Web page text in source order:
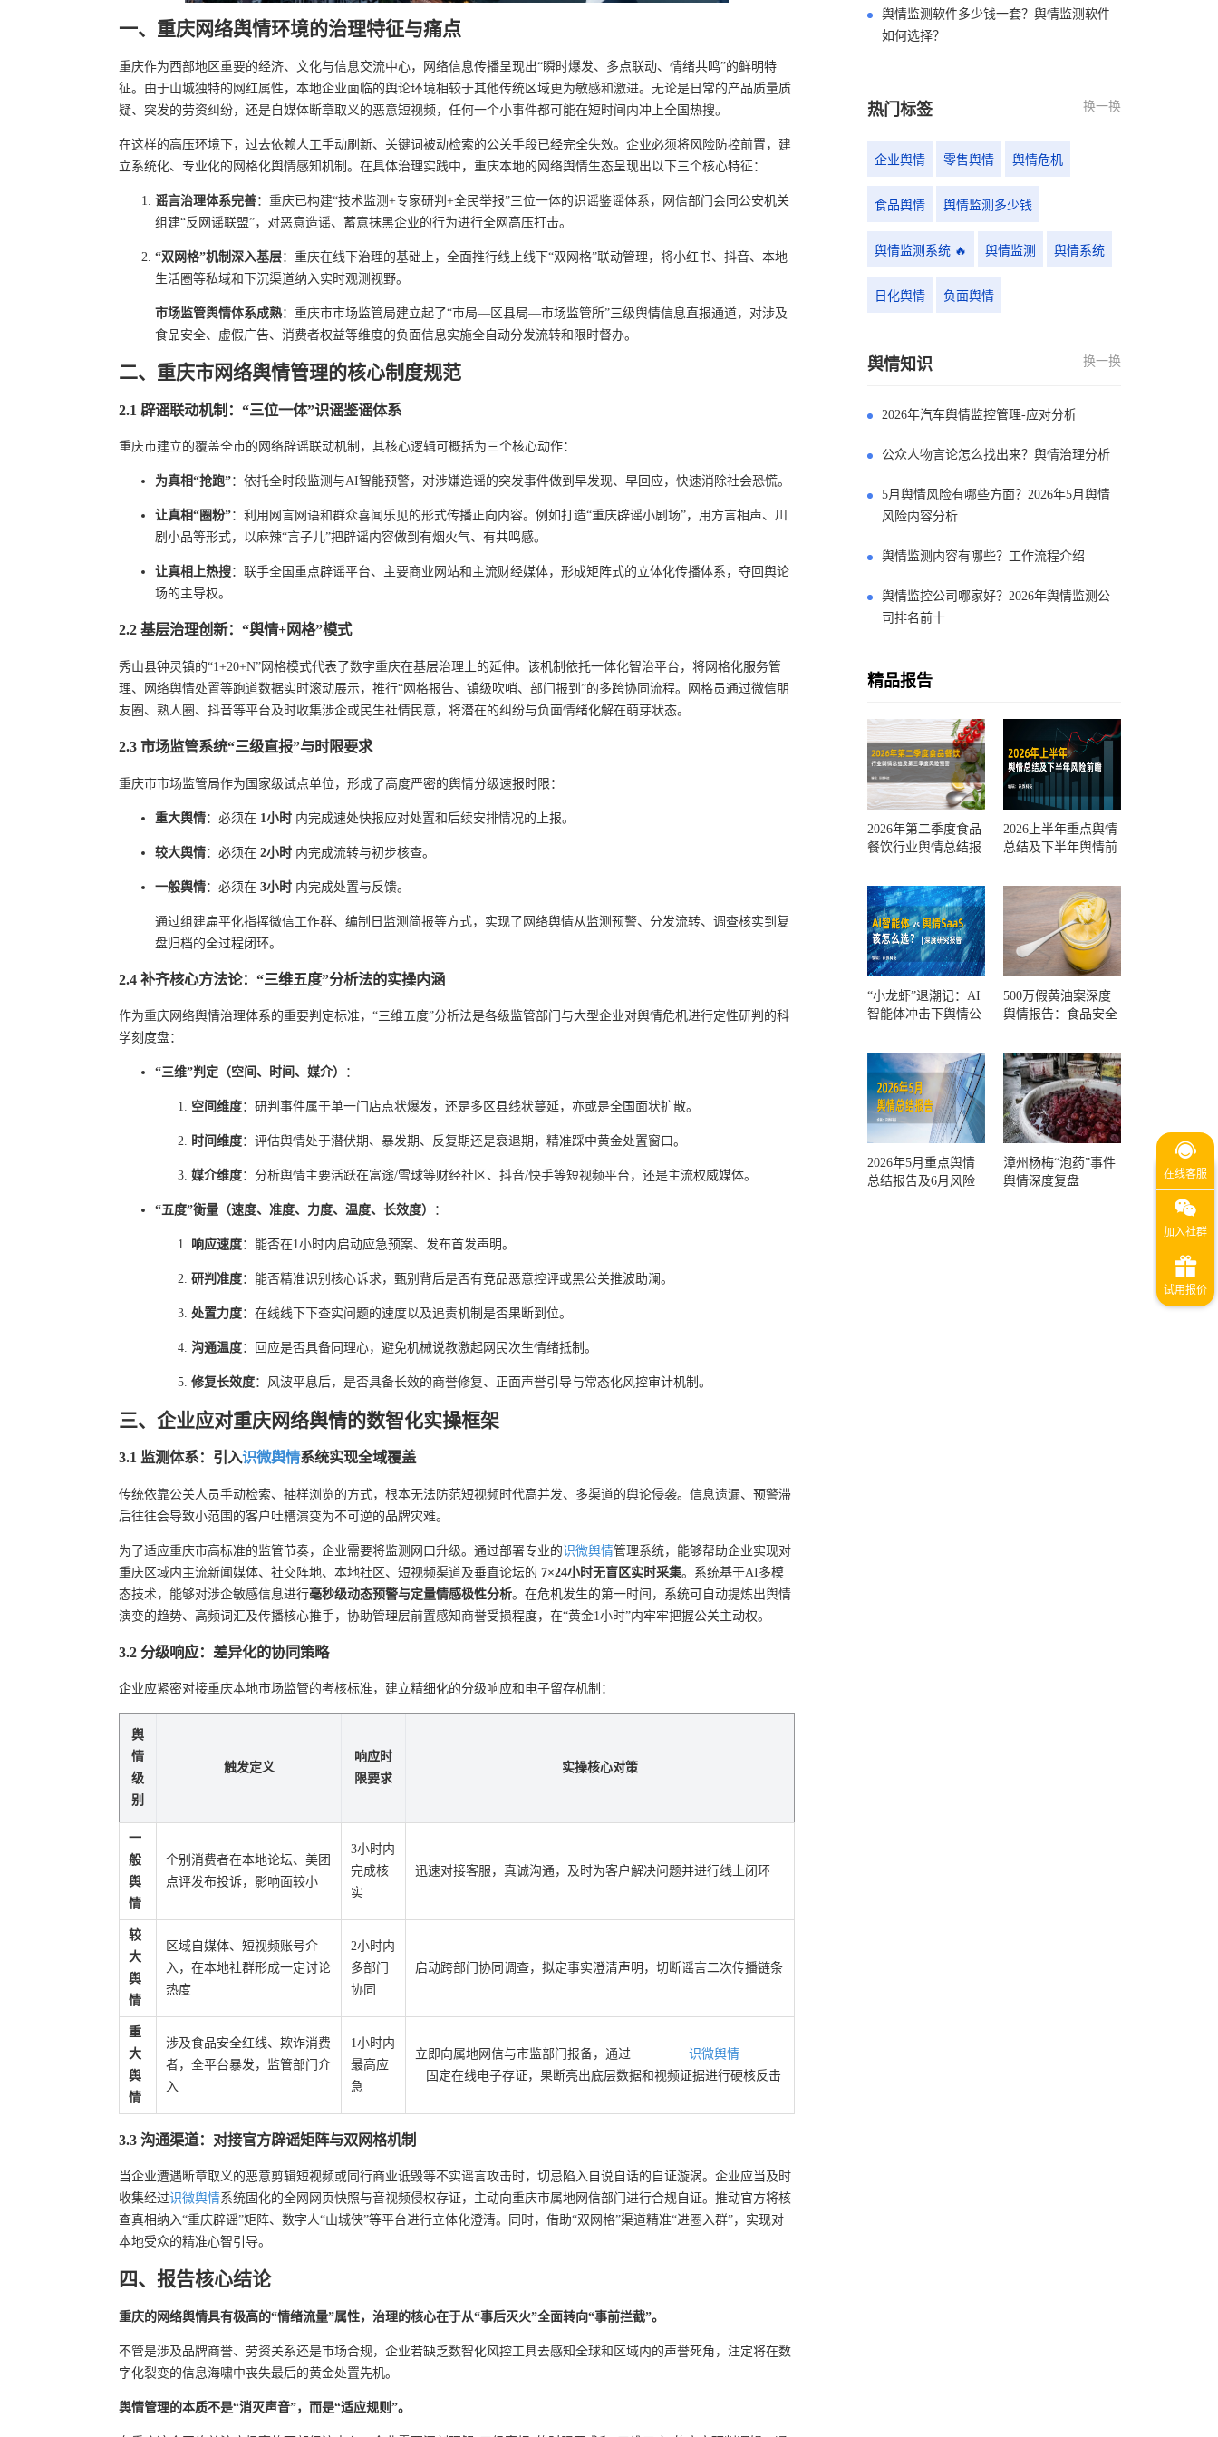
一、重庆网络舆情环境的治理特征与痛点
重庆作为西部地区重要的经济、文化与信息交流中心，网络信息传播呈现出“瞬时爆发、多点联动、情绪共鸣”的鲜明特
征。由于山城独特的网红属性，本地企业面临的舆论环境相较于其他传统区域更为敏感和激进。无论是日常的产品质量质
疑、突发的劳资纠纷，还是自媒体断章取义的恶意短视频，任何一个小事件都可能在短时间内冲上全国热搜。
在这样的高压环境下，过去依赖人工手动刷新、关键词被动检索的公关手段已经完全失效。企业必须将风险防控前置，建
立系统化、专业化的网格化舆情感知机制。在具体治理实践中，重庆本地的网络舆情生态呈现出以下三个核心特征：
谣言治理体系完善：重庆已构建“技术监测+专家研判+全民举报”三位一体的识谣鉴谣体系，网信部门会同公安机关
组建“反网谣联盟”，对恶意造谣、蓄意抹黑企业的行为进行全网高压打击。
“双网格”机制深入基层：重庆在线下治理的基础上，全面推行线上线下“双网格”联动管理，将小红书、抖音、本地
生活圈等私域和下沉渠道纳入实时观测视野。
市场监管舆情体系成熟：重庆市市场监管局建立起了“市局—区县局—市场监管所”三级舆情信息直报通道，对涉及
食品安全、虚假广告、消费者权益等维度的负面信息实施全自动分发流转和限时督办。
二、重庆市网络舆情管理的核心制度规范
2.1 辟谣联动机制：“三位一体”识谣鉴谣体系
重庆市建立的覆盖全市的网络辟谣联动机制，其核心逻辑可概括为三个核心动作：
为真相“抢跑”：依托全时段监测与AI智能预警，对涉嫌造谣的突发事件做到早发现、早回应，快速消除社会恐慌。
让真相“圈粉”：利用网言网语和群众喜闻乐见的形式传播正向内容。例如打造“重庆辟谣小剧场”，用方言相声、川
剧小品等形式，以麻辣“言子儿”把辟谣内容做到有烟火气、有共鸣感。
让真相上热搜：联手全国重点辟谣平台、主要商业网站和主流财经媒体，形成矩阵式的立体化传播体系，夺回舆论
场的主导权。
2.2 基层治理创新：“舆情+网格”模式
秀山县钟灵镇的“1+20+N”网格模式代表了数字重庆在基层治理上的延伸。该机制依托一体化智治平台，将网格化服务管
理、网络舆情处置等跑道数据实时滚动展示，推行“网格报告、镇级吹哨、部门报到”的多跨协同流程。网格员通过微信朋
友圈、熟人圈、抖音等平台及时收集涉企或民生社情民意，将潜在的纠纷与负面情绪化解在萌芽状态。
2.3 市场监管系统“三级直报”与时限要求
重庆市市场监管局作为国家级试点单位，形成了高度严密的舆情分级速报时限：
重大舆情：必须在 1小时 内完成速处快报应对处置和后续安排情况的上报。
较大舆情：必须在 2小时 内完成流转与初步核查。
一般舆情：必须在 3小时 内完成处置与反馈。
通过组建扁平化指挥微信工作群、编制日监测简报等方式，实现了网络舆情从监测预警、分发流转、调查核实到复
盘归档的全过程闭环。
2.4 补齐核心方法论：“三维五度”分析法的实操内涵
作为重庆网络舆情治理体系的重要判定标准，“三维五度”分析法是各级监管部门与大型企业对舆情危机进行定性研判的科
学刻度盘：
“三维”判定（空间、时间、媒介） ：
空间维度：研判事件属于单一门店点状爆发，还是多区县线状蔓延，亦或是全国面状扩散。
时间维度：评估舆情处于潜伏期、暴发期、反复期还是衰退期，精准踩中黄金处置窗口。
媒介维度：分析舆情主要活跃在富途/雪球等财经社区、抖音/快手等短视频平台，还是主流权威媒体。
“五度”衡量（速度、准度、力度、温度、长效度） ：
响应速度：能否在1小时内启动应急预案、发布首发声明。
研判准度：能否精准识别核心诉求，甄别背后是否有竞品恶意控评或黑公关推波助澜。
处置力度：在线线下下查实问题的速度以及追责机制是否果断到位。
沟通温度：回应是否具备同理心，避免机械说教激起网民次生情绪抵制。
修复长效度：风波平息后，是否具备长效的商誉修复、正面声誉引导与常态化风控审计机制。
三、企业应对重庆网络舆情的数智化实操框架
3.1 监测体系：引入识微舆情系统实现全域覆盖
传统依靠公关人员手动检索、抽样浏览的方式，根本无法防范短视频时代高并发、多渠道的舆论侵袭。信息遗漏、预警滞
后往往会导致小范围的客户吐槽演变为不可逆的品牌灾难。
为了适应重庆市高标准的监管节奏，企业需要将监测网口升级。通过部署专业的识微舆情管理系统，能够帮助企业实现对
重庆区域内主流新闻媒体、社交阵地、本地社区、短视频渠道及垂直论坛的 7×24小时无盲区实时采集。系统基于AI多模
态技术，能够对涉企敏感信息进行毫秒级动态预警与定量情感极性分析。在危机发生的第一时间，系统可自动提炼出舆情
演变的趋势、高频词汇及传播核心推手，协助管理层前置感知商誉受损程度，在“黄金1小时”内牢牢把握公关主动权。
3.2 分级响应：差异化的协同策略
企业应紧密对接重庆本地市场监管的考核标准，建立精细化的分级响应和电子留存机制：
舆
情
级
别
触发定义
响应时
限要求
实操核心对策
一
般
舆
情
个别消费者在本地论坛、美团
点评发布投诉，影响面较小
3小时内
完成核
实
迅速对接客服，真诚沟通，及时为客户解决问题并进行线上闭环
较
大
舆
情
区域自媒体、短视频账号介
入，在本地社群形成一定讨论
热度
2小时内
多部门
协同
启动跨部门协同调查，拟定事实澄清声明，切断谣言二次传播链条
重
大
舆
情
涉及食品安全红线、欺诈消费
者，全平台暴发，监管部门介
入
1小时内
最高应
急
立即向属地网信与市监部门报备，通过 识微舆情
固定在线电子存证，果断亮出底层数据和视频证据进行硬核反击
3.3 沟通渠道：对接官方辟谣矩阵与双网格机制
当企业遭遇断章取义的恶意剪辑短视频或同行商业诋毁等不实谣言攻击时，切忌陷入自说自话的自证漩涡。企业应当及时
收集经过识微舆情系统固化的全网网页快照与音视频侵权存证，主动向重庆市属地网信部门进行合规自证。推动官方将核
查真相纳入“重庆辟谣”矩阵、数字人“山城侠”等平台进行立体化澄清。同时，借助“双网格”渠道精准“进圈入群”，实现对
本地受众的精准心智引导。
四、报告核心结论
重庆的网络舆情具有极高的“情绪流量”属性，治理的核心在于从“事后灭火”全面转向“事前拦截”。
不管是涉及品牌商誉、劳资关系还是市场合规，企业若缺乏数智化风控工具去感知全球和区域内的声誉死角，注定将在数
字化裂变的信息海啸中丧失最后的黄金处置先机。
舆情管理的本质不是“消灭声音”，而是“适应规则”。
舆情监测软件多少钱一套？舆情监测软件
如何选择？
热门标签 换一换
企业舆情 零售舆情 舆情危机
食品舆情 舆情监测多少钱
舆情监测系统 🔥 舆情监测 舆情系统
日化舆情 负面舆情
舆情知识 换一换
2026年汽车舆情监控管理-应对分析
公众人物言论怎么找出来？舆情治理分析
5月舆情风险有哪些方面？2026年5月舆情
风险内容分析
舆情监测内容有哪些？工作流程介绍
舆情监控公司哪家好？2026年舆情监测公
司排名前十
精品报告
2026年第二季度食品
餐饮行业舆情总结报
测
2026上半年重点舆情
总结及下半年舆情前
“小龙虾”退潮记：AI
智能体冲击下舆情公
500万假黄油案深度
舆情报告：食品安全
一环？
2026年5月重点舆情
总结报告及6月风险
漳州杨梅“泡药”事件
舆情深度复盘